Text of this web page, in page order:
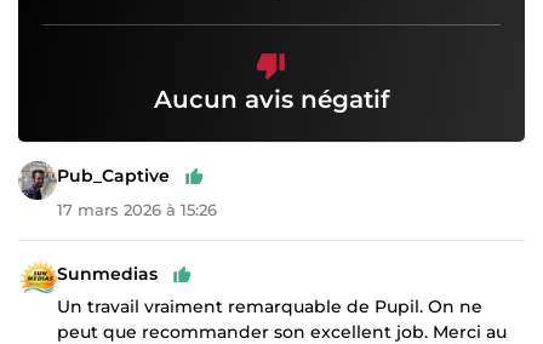
Aucun avis négatif
Pub_Captive
17 mars 2026 à 15:26
Sunmedias
Un travail vraiment remarquable de Pupil. On ne
peut que recommander son excellent job. Merci au